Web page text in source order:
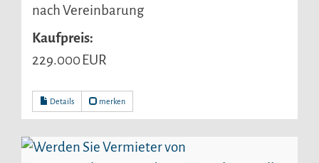
nach Vereinbarung
Kaufpreis:
229.000 EUR
Details merken